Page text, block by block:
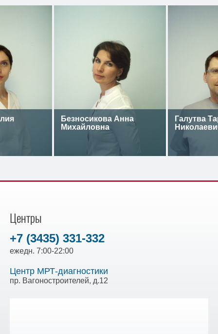
Безносикова Анна
Михайловна
Галутва
Центры
+7 (3435) 331-332
ежедн. 7:00-22:00
Центр МРТ-диагностики
пр. Вагоностроителей, д.12